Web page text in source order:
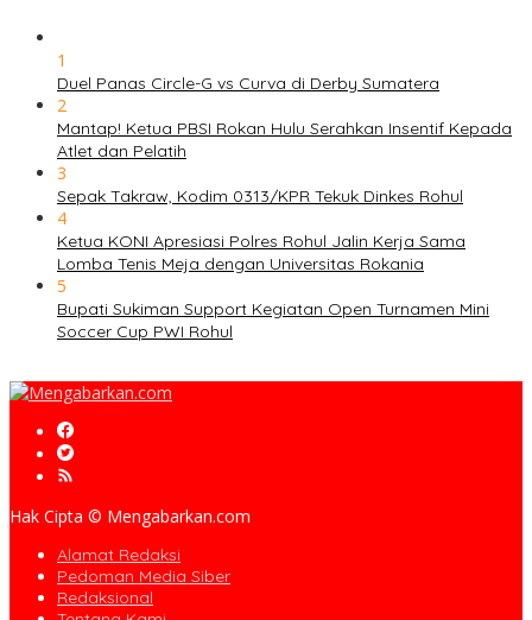
1
Duel Panas Circle-G vs Curva di Derby Sumatera
2
Mantap! Ketua PBSI Rokan Hulu Serahkan Insentif Kepada
Atlet dan Pelatih
3
Sepak Takraw, Kodim 0313/KPR Tekuk Dinkes Rohul
4
Ketua KONI Apresiasi Polres Rohul Jalin Kerja Sama
Lomba Tenis Meja dengan Universitas Rokania
5
Bupati Sukiman Support Kegiatan Open Turnamen Mini
Soccer Cup PWI Rohul
Hak Cipta © Mengabarkan.com
Alamat Redaksi
Pedoman Media Siber
Redaksional